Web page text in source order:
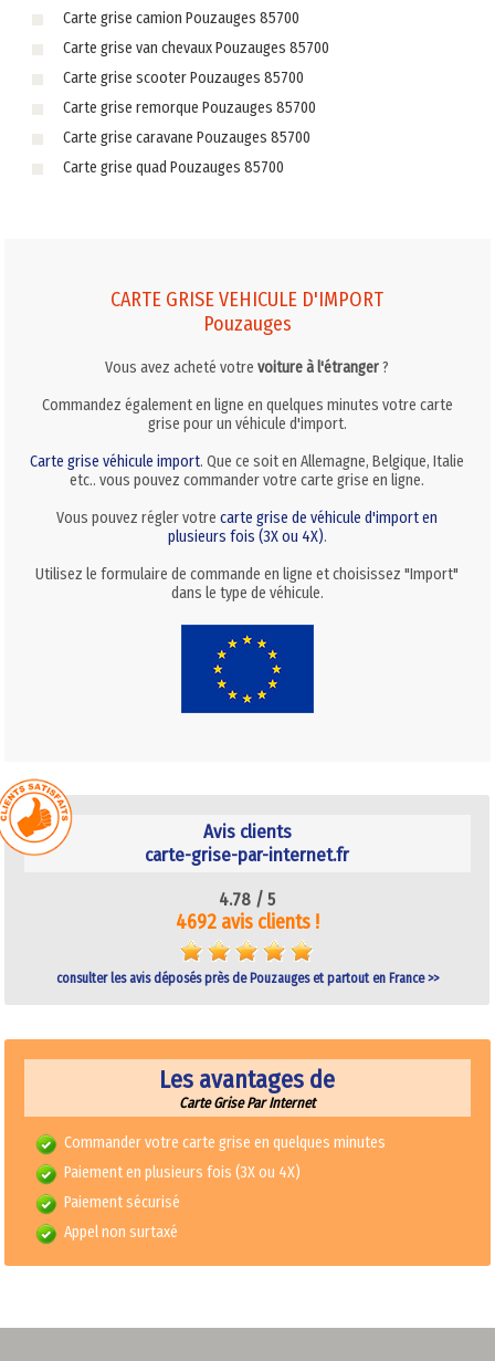
Carte grise camion Pouzauges 85700
Carte grise van chevaux Pouzauges 85700
Carte grise scooter Pouzauges 85700
Carte grise remorque Pouzauges 85700
Carte grise caravane Pouzauges 85700
Carte grise quad Pouzauges 85700
CARTE GRISE VEHICULE D'IMPORT
Pouzauges
Vous avez acheté votrevoiture à l'étranger?
Commandez également en ligne en quelques minutes votre carte
grise pour un véhicule d'import.
Carte grise véhicule import. Que ce soit en Allemagne, Belgique, Italie
etc.. vous pouvez commander votre carte grise en ligne.
Vous pouvez régler votrecarte grise de véhicule d'import en
plusieurs fois (3X ou 4X).
Utilisez le formulaire de commande en ligne et choisissez "Import"
dans le type de véhicule.
Avis clients
carte-grise-par-internet.fr
4.78 /5
4692 avis clients !
consulter les avis déposés près de Pouzauges et partout en France >>
Les avantages de
Carte Grise Par Internet
Commander votre carte grise en quelques minutes
Paiement en plusieurs fois (3X ou 4X)
Paiement sécurisé
Appel non surtaxé